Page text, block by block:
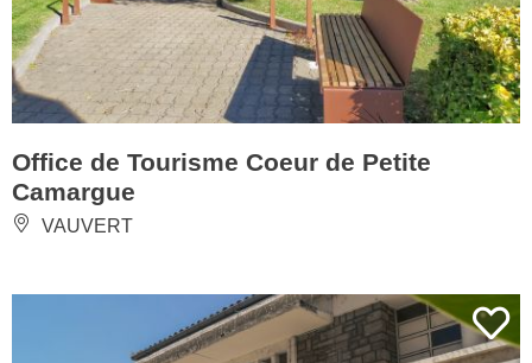
Office de Tourisme Coeur de Petite
Camargue
VAUVERT